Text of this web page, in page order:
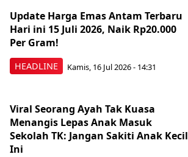
HEADLINE
Update Harga Emas Antam Terbaru
Hari ini 15 Juli 2026, Naik Rp20.000
Per Gram!
Kamis, 16 Jul 2026 - 14:31
Viral Seorang Ayah Tak Kuasa
Menangis Lepas Anak Masuk
Sekolah TK: Jangan Sakiti Anak Kecil
Ini